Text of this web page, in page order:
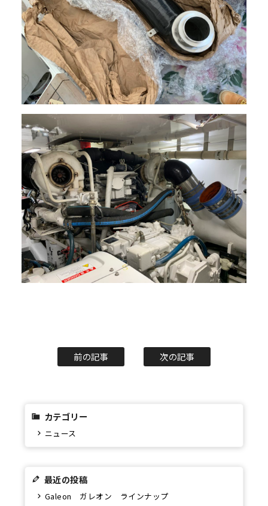
前の記事 次の記事
カテゴリー
ニュース
最近の投稿
Galeon ガレオン ラインナップ